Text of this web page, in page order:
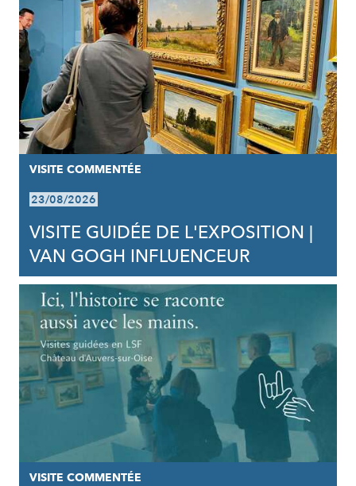
VISITE COMMENTÉE
23/08/2026
VISITE GUIDÉE DE L'EXPOSITION |
VAN GOGH INFLUENCEUR
VISITE COMMENTÉE